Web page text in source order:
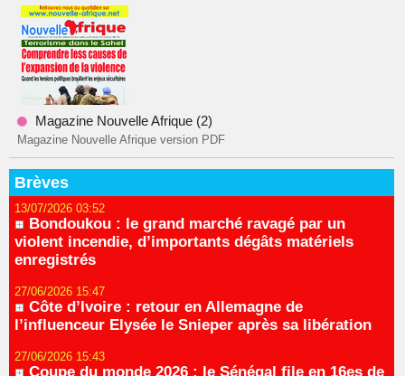
Magazine Nouvelle Afrique (2)
Magazine Nouvelle Afrique version PDF
Brèves
13/07/2026 03:52
Bondoukou : le grand marché ravagé par un
violent incendie, d’importants dégâts matériels
enregistrés
27/06/2026 15:47
Côte d’Ivoire : retour en Allemagne de
l’influenceur Elysée le Snieper après sa libération
27/06/2026 15:43
Coupe du monde 2026 : le Sénégal file en 16es de